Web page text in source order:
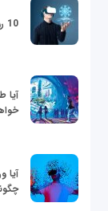
10 روند برتر تجارت و فناوری در سال 2022
آیا
آیا